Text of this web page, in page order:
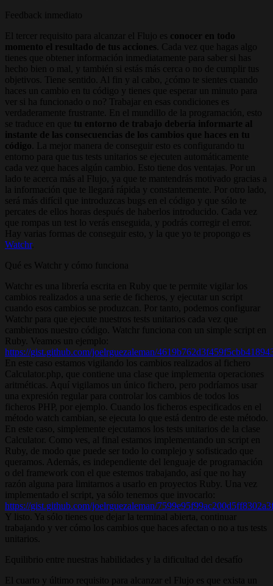
Feedback inmediato
El tercer requisito para alcanzar el Flujo es conocer en todo
momento el resultado de tus acciones . Cada vez que hagas algo
tienes que obtener información inmediatamente para saber si has
hecho bien o mal, y también si estás más cerca o no de cumplir tus
objetivos. Tiene sentido. Al fin y al cabo, ¿cómo te sientes cuando
haces un cambio en tu código y tienes que esperar un minuto para
ver si ha funcionado o no? Trabajar en esas condiciones es
verdaderamente frustrante. En el mundillo de la programación, esto
se traduce en que tu entorno de trabajo debería informarte al
instante de las consecuencias de los cambios que haces en tu
código . La mejor manera de conseguir esto es configurando tu
entorno para que tus tests unitarios se ejecuten automáticamente
cada vez que haces algún cambio. Esto tiene dos ventajas. Por un
lado te acerca más al Flujo, ya que te mantendrás motivado gracias a
la información que te llegará rápida y constantemente. Por otro lado,
será más difícil que introduzcas bugs en el código y que sólo te
percates de ellos horas después de haberlos introducido. Cada vez
que rompas un test lo verás enseguida, y podrás corregir el error.
Hay varias formas de conseguir esto, y la que yo te propongo es
Watchr.
Qué es Watchr y cómo funciona
Watchr es una librería escrita en Ruby que te permite vigilar los
cambios realizados a una serie de ficheros, y ejecutar un script
cuando esos cambios se produzcan. Por tanto, podemos configurar
Watchr para que ejecute nuestros tests unitarios cada vez que
cambiemos nuestro código. Watchr funciona con un simple script en
Ruby. Veamos un ejemplo:
https://gist.github.com/joelrguezaleman/
En este caso estamos vigilando los cambios realizados al fichero
Calculator.php, que contiene una clase que implementa operaciones
aritméticas. Aquí vigilamos un único fichero, pero podríamos usar
una expresión regular para controlar los cambios de todos los
ficheros PHP, por ejemplo. Cuando los ficheros especificados en el
método watch cambian, se ejecuta lo que está dentro de este método.
En este caso, simplemente ejecutamos los tests unitarios de la clase
Calculator. Como ves, al final estamos implementando un script en
Ruby, de modo que puede ser todo lo complejo y sofisticado que
queramos. Además, es independiente del lenguaje de programación
o del framework con el que estemos trabajando, así que no hay
razón alguna para limitarnos a usarlo en proyectos Ruby. Una vez
implementado el script, ya sólo tenemos que invocarlo:
https://gist.github.com/joelrguezaleman/
Y listo. Ya sólo tienes que dejar la terminal abierta, continuar
trabajando y ver cómo los cambios que haces afectan o no a tus tests
unitarios.
Equilibrio entre nuestras habilidades y la dificultad del desafío
El cuarto y último requisito para alcanzar el Flujo es que exista un